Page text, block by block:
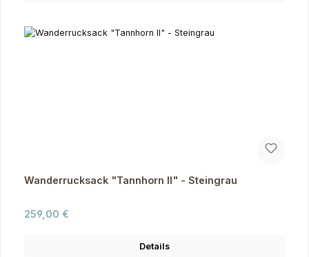
Wanderrucksack "Tannhorn II" - Steingrau
Regulärer Preis:
259,00 €
Details